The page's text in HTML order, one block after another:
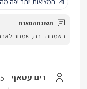
המציאות יותר יפה
בשמחה רבה, שמחנו
רים עסאף